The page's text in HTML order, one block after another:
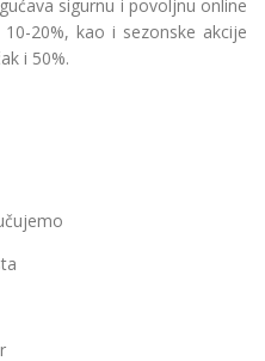
sigurnu i povoljnu online
20%, kao i sezonske akcije
i 50%.